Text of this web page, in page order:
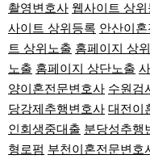
촬영변호사 웹사이트 상위
사이트 상위등록 안산이
트 상위노출 홈페이지 상
노출 홈페이지 상단노출
양이혼전문변호사 수원검
당강제추행변호사 대전이
인회생중대출 분당성추행
형로펌 부천이혼전문변호